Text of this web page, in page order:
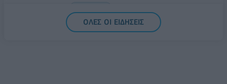
ΟΛΕΣ ΟΙ ΕΙΔΗΣΕΙΣ